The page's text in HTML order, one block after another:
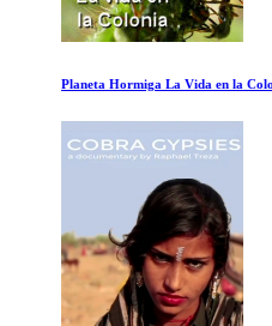
Planeta Hormiga La Vida en la